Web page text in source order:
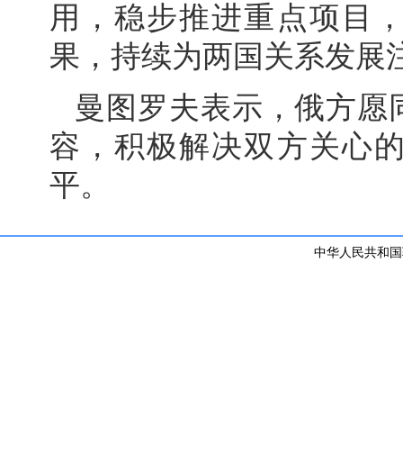
用，稳步推进重点项目
果，持续为两国关系发展
曼图罗夫表示，俄方
容，积极解决双方关心
平。
中华人民共和